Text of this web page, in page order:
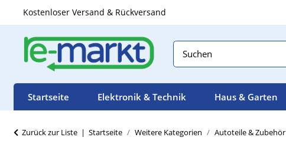
Kostenloser Versand & Rückversand
Startseite Elektronik & Technik Haus & Garten
Zurück zur Liste Startseite Weitere Kategorien Autoteile & Zubehör